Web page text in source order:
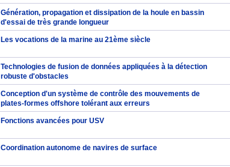
Génération, propagation et dissipation de la houle en bassin
d'essai de très grande longueur
Les vocations de la marine au 21ème siècle
Technologies de fusion de données appliquées à la détection
robuste d'obstacles
Conception d'un système de contrôle des mouvements de
plates-formes offshore tolérant aux erreurs
Fonctions avancées pour USV
Coordination autonome de navires de surface